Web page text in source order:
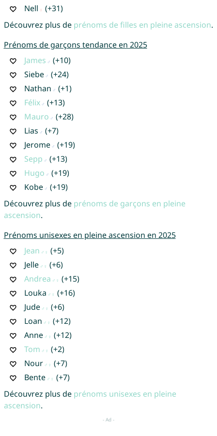
Nell
(+31)
Découvrez plus de prénoms de filles en pleine ascension.
Prénoms de garçons tendance en 2025
James
(+10)
Siebe
(+24)
Nathan
(+1)
Félix
(+13)
Mauro
(+28)
Lias
(+7)
Jerome
(+19)
Sepp
(+13)
Hugo
(+19)
Kobe
(+19)
Découvrez plus de prénoms de garçons en pleine
ascension.
Prénoms unisexes en pleine ascension en 2025
Jean
(+5)
Jelle
(+6)
Andrea
(+15)
Louka
(+16)
Jude
(+6)
Loan
(+12)
Anne
(+12)
Tom
(+2)
Nour
(+7)
Bente
(+7)
Découvrez plus de prénoms unisexes en pleine
ascension.